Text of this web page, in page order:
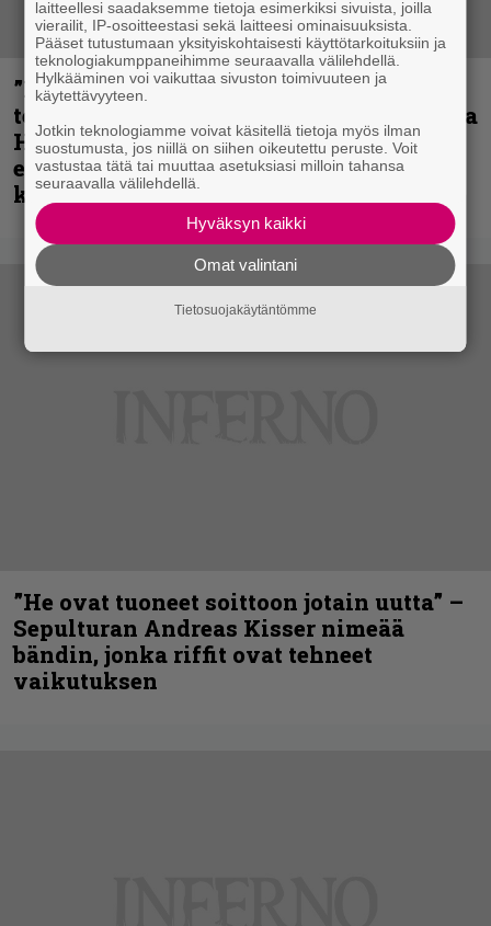
”Metallica on tiukempi kuin koskaan ja
te haluatte jonkun nulikan yrittävän olla
Hetfield?” – Pepper Keenan muisteli
ensimmäistä koesoittoaan hevijätin
kanssa
”He ovat tuoneet soittoon jotain uutta” –
Sepulturan Andreas Kisser nimeää
bändin, jonka riffit ovat tehneet
vaikutuksen
laitteellesi saadaksemme tietoja esimerkiksi sivuista, joilla
vierailit, IP-osoitteestasi sekä laitteesi ominaisuuksista.
Pääset tutustumaan yksityiskohtaisesti käyttötarkoituksiin ja
teknologiakumppaneihimme seuraavalla välilehdellä.
Hylkääminen voi vaikuttaa sivuston toimivuuteen ja
käytettävyyteen.
Jotkin teknologiamme voivat käsitellä tietoja myös ilman
suostumusta, jos niillä on siihen oikeutettu peruste. Voit
vastustaa tätä tai muuttaa asetuksiasi milloin tahansa
seuraavalla välilehdellä.
Hyväksyn kaikki
Omat valintani
Tietosuojakäytäntömme